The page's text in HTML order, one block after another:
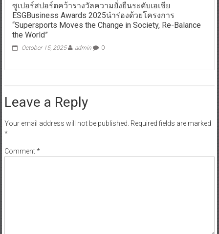
ซูเปอร์สปอร์ตคว้ารางวัลความยั่งยืนระดับเอเชีย
ESGBusiness Awards 2025นำร่องด้วยโครงการ
“Supersports Moves the Change in Society, Re-Balance
the World”
October 15, 2025 admin 0
Leave a Reply
Your email address will not be published. Required fields are marked
*
Comment*